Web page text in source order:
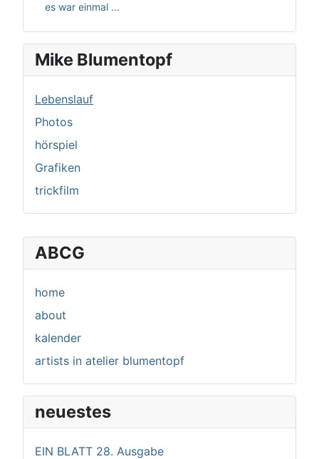
ABCG
home
about
kalender
artists in atelier blumentopf
neuestes
EIN BLATT 28. Ausgabe
es war einmal ...
Mike Blumentopf
Lebenslauf
Photos
hörspiel
Grafiken
trickfilm